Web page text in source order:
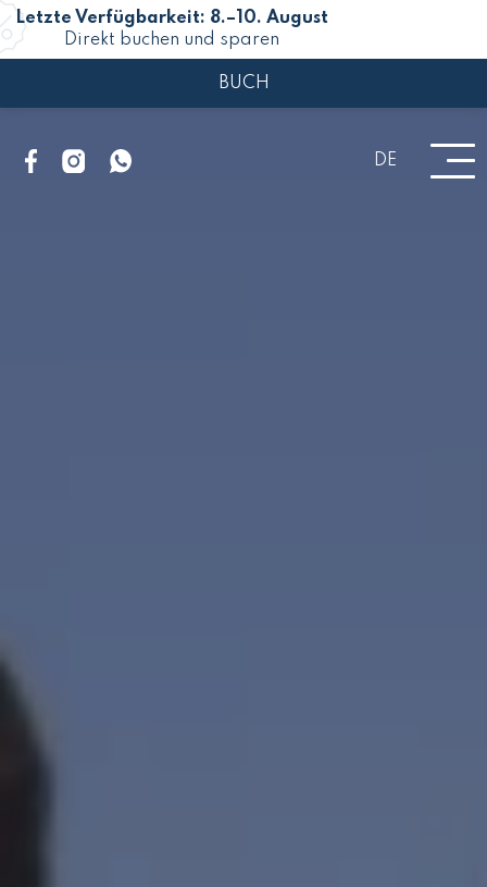
Letzte Verfügbarkeit: 8.–10. August
Direkt buchen und sparen
BUCH
DE